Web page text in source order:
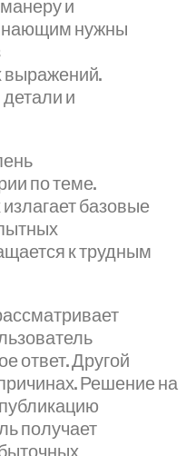
и
нужны
выражений.
и
по теме.
базовые
к трудным
ответ. Другой
Решение на
получает